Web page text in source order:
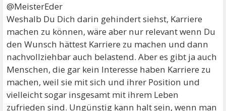
@MeisterEder
Weshalb Du Dich darin gehindert siehst, Karriere
machen zu können, wäre aber nur relevant wenn Du
den Wunsch hättest Karriere zu machen und dann
nachvollziehbar auch belastend. Aber es gibt ja auch
Menschen, die gar kein Interesse haben Karriere zu
machen, weil sie mit sich und ihrer Position und
vielleicht sogar insgesamt mit ihrem Leben
zufrieden sind. Ungünstig kann halt sein, wenn man